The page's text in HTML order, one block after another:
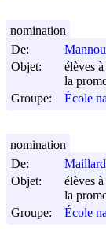
De:
Objet:
élèves
la
Groupe:
École
nomination
De:
Objet:
élèves
la
Groupe:
École
nomination